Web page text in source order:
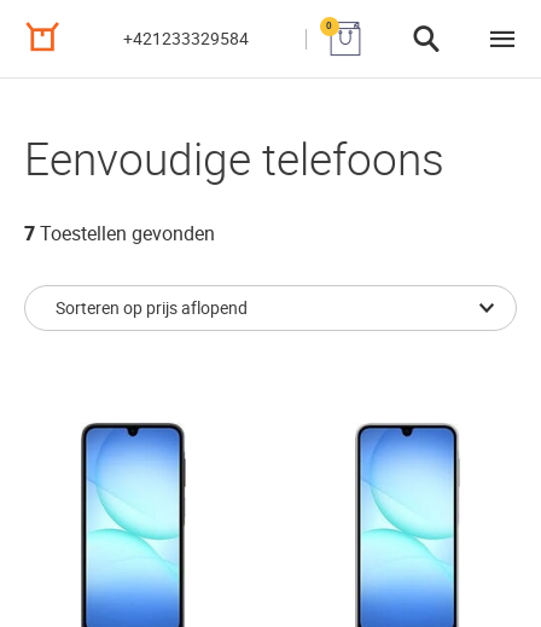
+421233329584
0
Eenvoudige telefoons
7 Toestellen gevonden